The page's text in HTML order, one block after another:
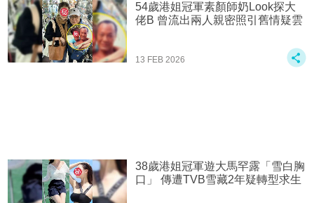
54歲港姐冠軍素顏師奶Look探大
佬B 曾流出兩人親密照引舊情疑雲
13 FEB 2026
38歲港姐冠軍遊大馬罕露「雪白胸
口」 傳遭TVB雪藏2年疑轉型求生